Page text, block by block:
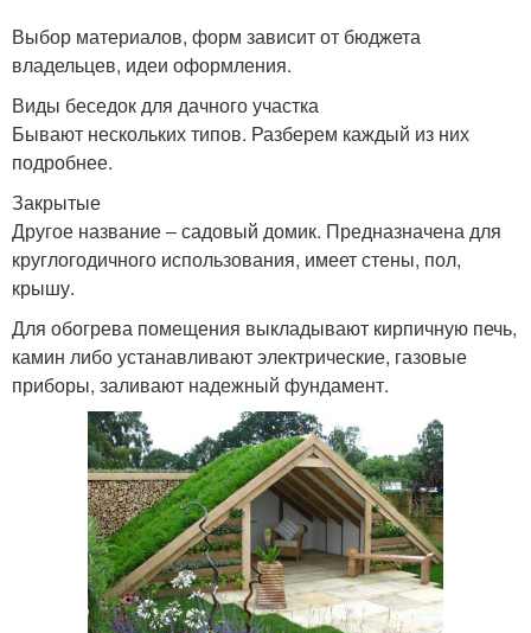
Выбор материалов, форм зависит от бюджета
владельцев, идеи оформления.
Виды беседок для дачного участка
Бывают нескольких типов. Разберем каждый из них
подробнее.
Закрытые
Другое название ‒ садовый домик. Предназначена для
круглогодичного использования, имеет стены, пол,
крышу.
Для обогрева помещения выкладывают кирпичную печь,
камин либо устанавливают электрические, газовые
приборы, заливают надежный фундамент.